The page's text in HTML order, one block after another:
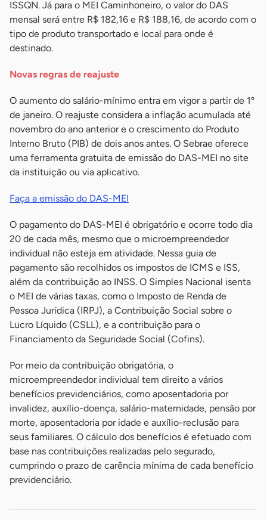
ISSQN. Já para o MEI Caminhoneiro, o valor do DAS
mensal será entre R$ 182,16 e R$ 188,16, de acordo com o
tipo de produto transportado e local para onde é
destinado.
Novas regras de reajuste
O aumento do salário-mínimo entra em vigor a partir de 1º
de janeiro. O reajuste considera a inflação acumulada até
novembro do ano anterior e o crescimento do Produto
Interno Bruto (PIB) de dois anos antes. O Sebrae oferece
uma ferramenta gratuita de emissão do DAS-MEI no site
da instituição ou via aplicativo.
Faça a emissão do DAS-MEI
O pagamento do DAS-MEI é obrigatório e ocorre todo dia
20 de cada mês, mesmo que o microempreendedor
individual não esteja em atividade. Nessa guia de
pagamento são recolhidos os impostos de ICMS e ISS,
além da contribuição ao INSS. O Simples Nacional isenta
o MEI de várias taxas, como o Imposto de Renda de
Pessoa Jurídica (IRPJ), a Contribuição Social sobre o
Lucro Líquido (CSLL), e a contribuição para o
Financiamento da Seguridade Social (Cofins).
Por meio da contribuição obrigatória, o
microempreendedor individual tem direito a vários
benefícios previdenciários, como aposentadoria por
invalidez, auxílio-doença, salário-maternidade, pensão por
morte, aposentadoria por idade e auxílio-reclusão para
seus familiares. O cálculo dos benefícios é efetuado com
base nas contribuições realizadas pelo segurado,
cumprindo o prazo de carência mínima de cada benefício
previdenciário.